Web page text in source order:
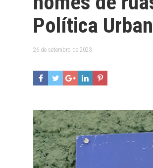
Política
26 de setembro de 2023